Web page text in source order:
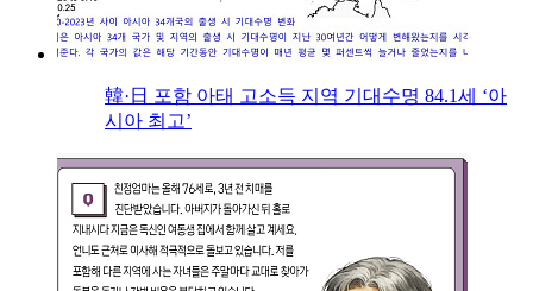
韓·日 포함 아태 고소득 지역 기대수명 84.1세 ‘아
시아 최고’